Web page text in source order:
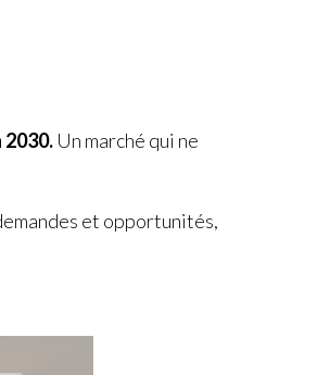
2030. Un marché qui ne
et opportunités,